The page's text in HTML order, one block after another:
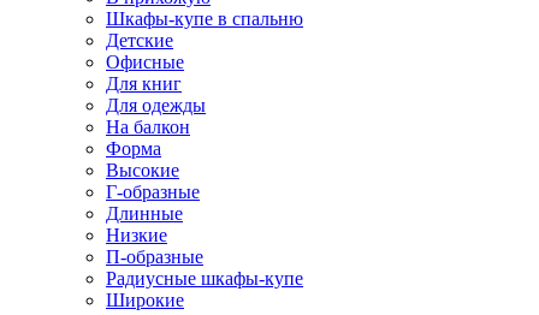
Шкафы-купе в спальню
Детские
Офисные
Для книг
Для одежды
На балкон
Форма
Высокие
Г-образные
Длинные
Низкие
П-образные
Радиусные шкафы-купе
Широкие